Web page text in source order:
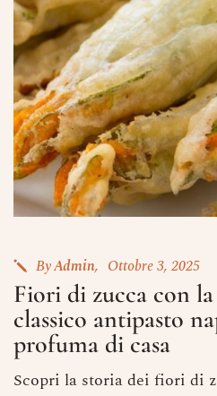
ByAdmin Ottobre 3, 2025
Fiori di zucca con
classico antipasto
profuma di casa
Scopri la storia dei fiori di
Ricorda che il
prenotazione
20.15 dalle 20.15
disposizione per
Nome
Numero di Persone
Numero di Cellulare
E-Mail
Data
Ora